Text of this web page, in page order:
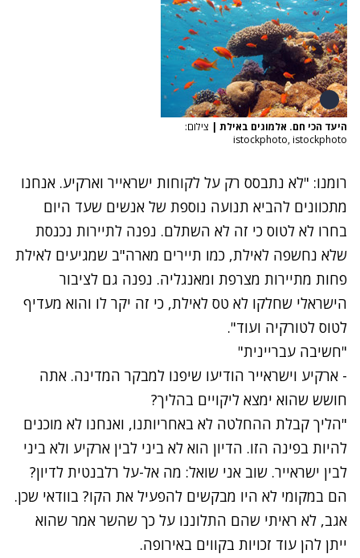
היעד הכי חם. אלמוגים באילת | צילום:
istockphoto, istockphoto
רומנו: "לא נתבסס רק על לקוחות ישראייר וארקיע. אנחנו
מתכוונים להביא תנועה נוספת של אנשים שעד היום
בחרו לא לטוס כי זה לא השתלם. נפנה לתיירות נכנסת
שלא נחשפה לאילת, כמו תיירים מארה"ב שמגיעים לאילת
פחות מתיירות מצרפת ומאנגליה. נפנה גם לציבור
הישראלי שחלקו לא טס לאילת, כי זה יקר לו והוא מעדיף
לטוס לטורקיה ועוד".
"חשיבה עבריינית"
- ארקיע וישראייר הודיעו שיפנו למבקר המדינה. אתה
חושש שהוא ימצא ליקויים בהליך?
"הליך קבלת ההחלטה לא באחריותנו, ואנחנו לא מוכנים
להיות בפינה הזו. הדיון הוא לא ביני לבין ארקיע ולא ביני
לבין ישראייר. שוב אני שואל: מה אל-על רלבנטית לדיון?
הם במקומי לא היו מבקשים להפעיל את הקו? בוודאי שכן.
אגב, לא ראיתי שהם התלוננו על כך שהשר אמר שהוא
ייתן להן עוד זכויות בקווים באירופה.